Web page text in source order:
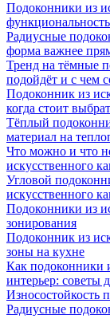
Подоконники из
Радиусные
форма важнее
Тренд на тёмные
подойдёт и с чем
Подоконник из
когда стоит
Тёплый
материал на
Что можно и что
искусственного
Угловой
искусственного
Подоконники из
зонирования
Подоконник из
зоны на кухне
Как подоконники
интерьер: советы
Износостойкость
Радиусные